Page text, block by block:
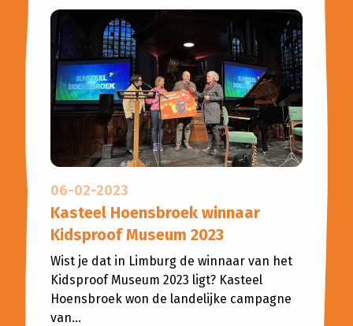
06-02-2023
Kasteel Hoensbroek winnaar
Kidsproof Museum 2023
Wist je dat in Limburg de winnaar van het
Kidsproof Museum 2023 ligt? Kasteel
Hoensbroek won de landelijke campagne
van...